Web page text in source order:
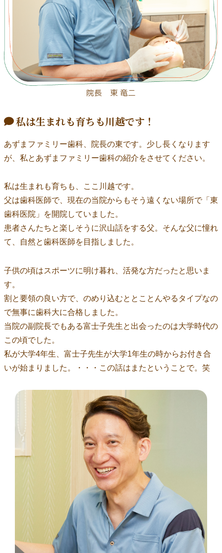
院長 東 竜二
私は生まれも育ちも川越です！
あずまファミリー歯科、院長の東です。少し長くなります
が、私とあずまファミリー歯科の紹介をさせてください。
私は生まれも育ちも、ここ川越です。
父は歯科医師で、現在の当院からもそう遠くない場所で「東
歯科医院」を開院していました。
患者さんたちと楽しそうに沢山話をする父。そんな父に憧れ
て、自然と歯科医師を目指しました。
子供の頃はスポーツに明け暮れ、活発な方だったと思いま
す。
割と要領の良い方で、のめり込むととことんやるタイプなの
で無事に歯科大に合格しました。
当院の副院長でもある富士子先生と出会ったのは大学時代の
この頃でした。
私が大学4年生、富士子先生が大学1年生の時からお付き合
いが始まりました。・・・この話はまたということで。笑